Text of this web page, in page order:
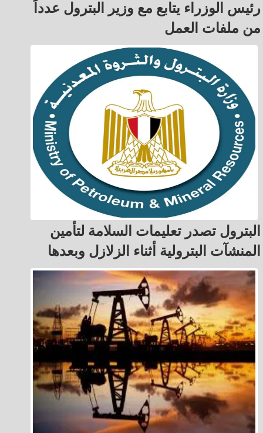
رئيس الوزراء يتابع مع وزير البترول عدداً
من ملفات العمل
البترول تصدر تعليمات السلامة لتأمين
المنشآت البترولية أثناء الزلازل وبعدها